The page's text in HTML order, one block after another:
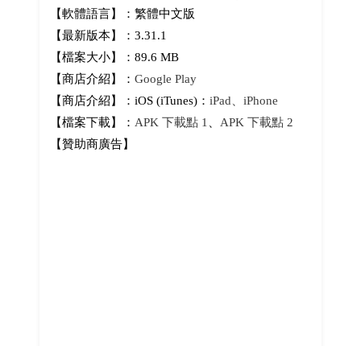
【軟體語言】：繁體中文版
【最新版本】：3.31.1
【檔案大小】：89.6 MB
【商店介紹】： Google Play
【商店介紹】：iOS (iTunes)： iPad、iPhone
【檔案下載】： APK 下載點 1、 APK 下載點 2
【贊助商廣告】